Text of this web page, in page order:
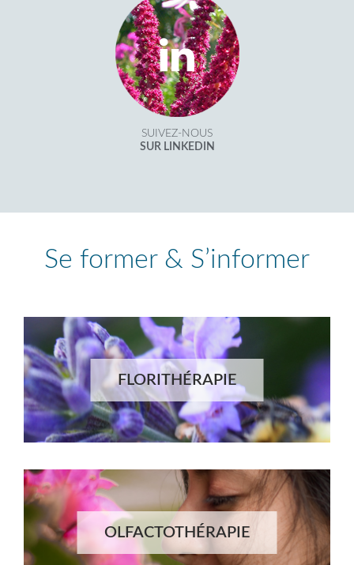
SUIVEZ-NOUS
SUR LINKEDIN
Se former & S’informer
FLORITHÉRAPIE
OLFACTOTHÉRAPIE